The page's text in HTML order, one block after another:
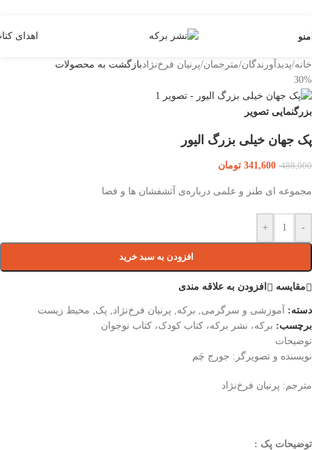
منو اهدای
خانه/پدیدآورندگان/مترجمان/پرنیان فرخ‌نژادبازگشت به محصولات
30%
بزرگنمایی تصویر
پک جهان خیلی بزرگ الیور
488,000
341,600 تومان
مجموعه ای طنز و علمی درباره‌ی آتشفشان ها و فضا
-
+
افزودن به سبد خرید
مقایسه افزودن به علاقه مندی
دسته: آموزشی و سرگرمی برکه پرنیان فرخ‌نژاد پک
محیط زیست
برچسب: برکه، نشر برکه، کتاب کودک، کتاب نوجوان
توضیحات
نویسنده و تصویرگر: جورج چَم
مترجم: پرنیان فرخ‌نژاد
توضیحات پک :